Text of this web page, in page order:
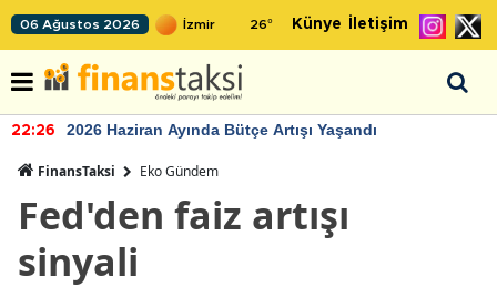
06 Ağustos 2026 26° Künye İletişim
22:26 2026 Haziran Ayında Bütçe Artışı Yaşandı
FinansTaksi Eko Gündem
Fed'den faiz artışı
sinyali